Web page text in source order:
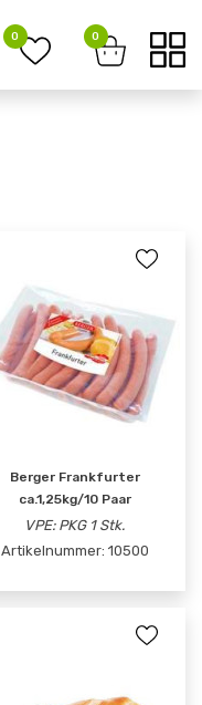
0 0
Berger Frankfurter
ca.1,25kg/10 Paar
VPE: PKG 1 Stk.
Artikelnummer: 10500